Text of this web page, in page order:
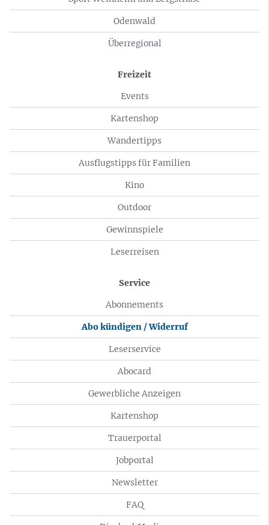
Odenwald
Überregional
Freizeit
Events
Kartenshop
Wandertipps
Ausflugstipps für Familien
Kino
Outdoor
Gewinnspiele
Leserreisen
Service
Abonnements
Abo kündigen / Widerruf
Leserservice
Abocard
Gewerbliche Anzeigen
Kartenshop
Trauerportal
Jobportal
Newsletter
FAQ